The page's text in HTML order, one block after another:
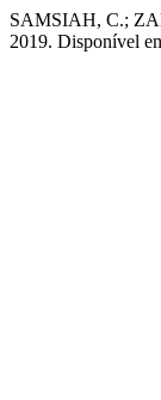
SAMSIAH, C.;
2019. Disponível